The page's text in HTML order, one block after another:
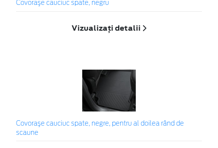
Covoraşe cauciuc spate, negru
Vizualizați detalii
Covoraşe cauciuc spate, negre, pentru al doilea rând de
scaune